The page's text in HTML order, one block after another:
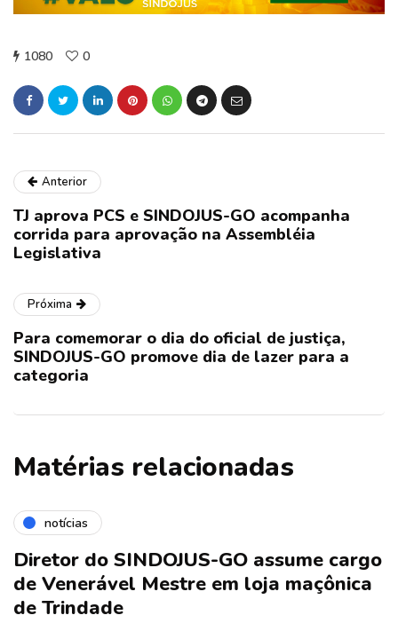
1080 0
Anterior
TJ aprova PCS e SINDOJUS-GO acompanha
corrida para aprovação na Assembléia
Legislativa
Próxima
Para comemorar o dia do oficial de justiça,
SINDOJUS-GO promove dia de lazer para a
categoria
Matérias relacionadas
notícias
Diretor do SINDOJUS-GO assume cargo
de Venerável Mestre em loja maçônica
de Trindade